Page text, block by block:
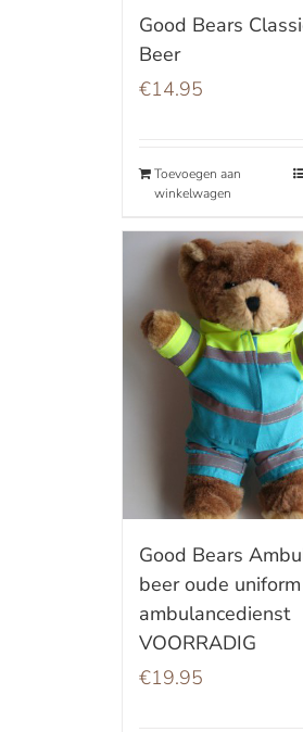
Good Bears
Beer
€14.95
Toevoegen aan
winkelwagen
Good Bears
beer oude uniform
ambulancedienst
VOORRADIG
€19.95